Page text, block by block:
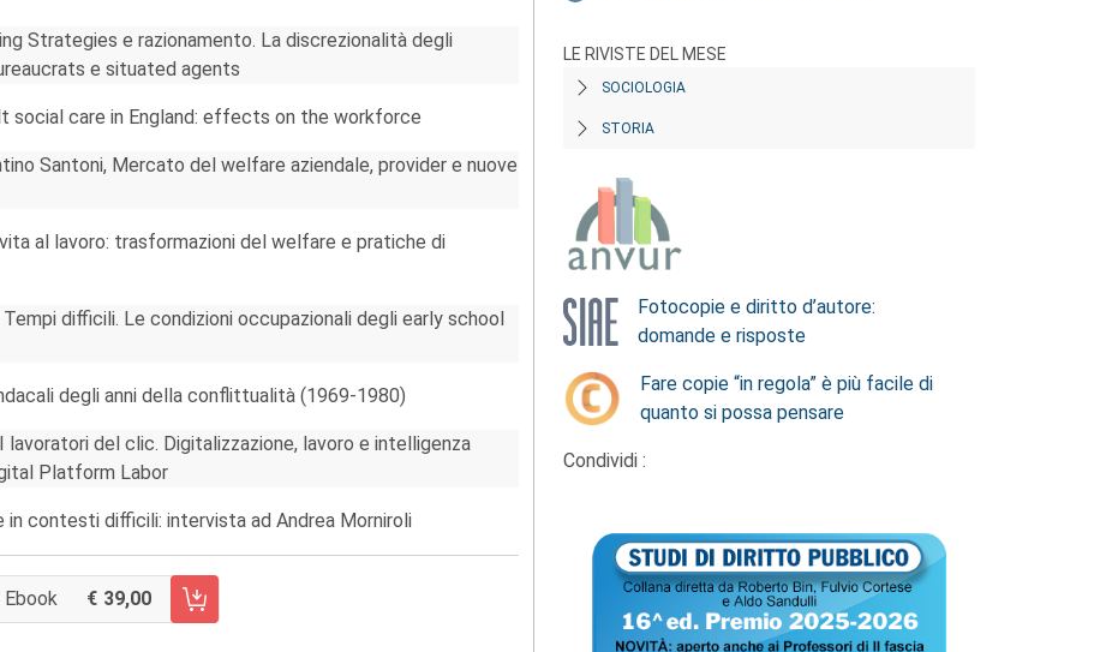
Strategies e razionamento. La discrezionalità degli
e situated agents
social care in England: effects on the workforce
Santoni, Mercato del welfare aziendale, provider e nuove
al lavoro: trasformazioni del welfare e pratiche di
difficili. Le condizioni occupazionali degli early school
degli anni della conflittualità (1969-1980)
lavoratori del clic. Digitalizzazione, lavoro e intelligenza
Platform Labor
in contesti difficili: intervista ad Andrea Morniroli
39,00
AL CARRELLO FASCICOLO 154/2019
LE RIVISTE DEL MESE
SOCIOLOGIA
STORIA
Fotocopie e diritto d’autore:
domande e risposte
Fare copie “in regola” è più facile di
quanto si possa pensare
Condividi :